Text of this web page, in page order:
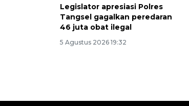
Legislator apresiasi Polres
Tangsel gagalkan peredaran
46 juta obat ilegal
5 Agustus 2026 19:32